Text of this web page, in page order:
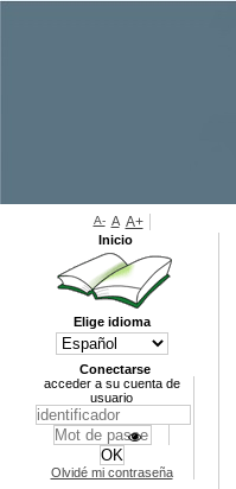
A- A A+
Inicio
Elige idioma
Conectarse
acceder a su cuenta de
usuario
Olvidé mi contraseña